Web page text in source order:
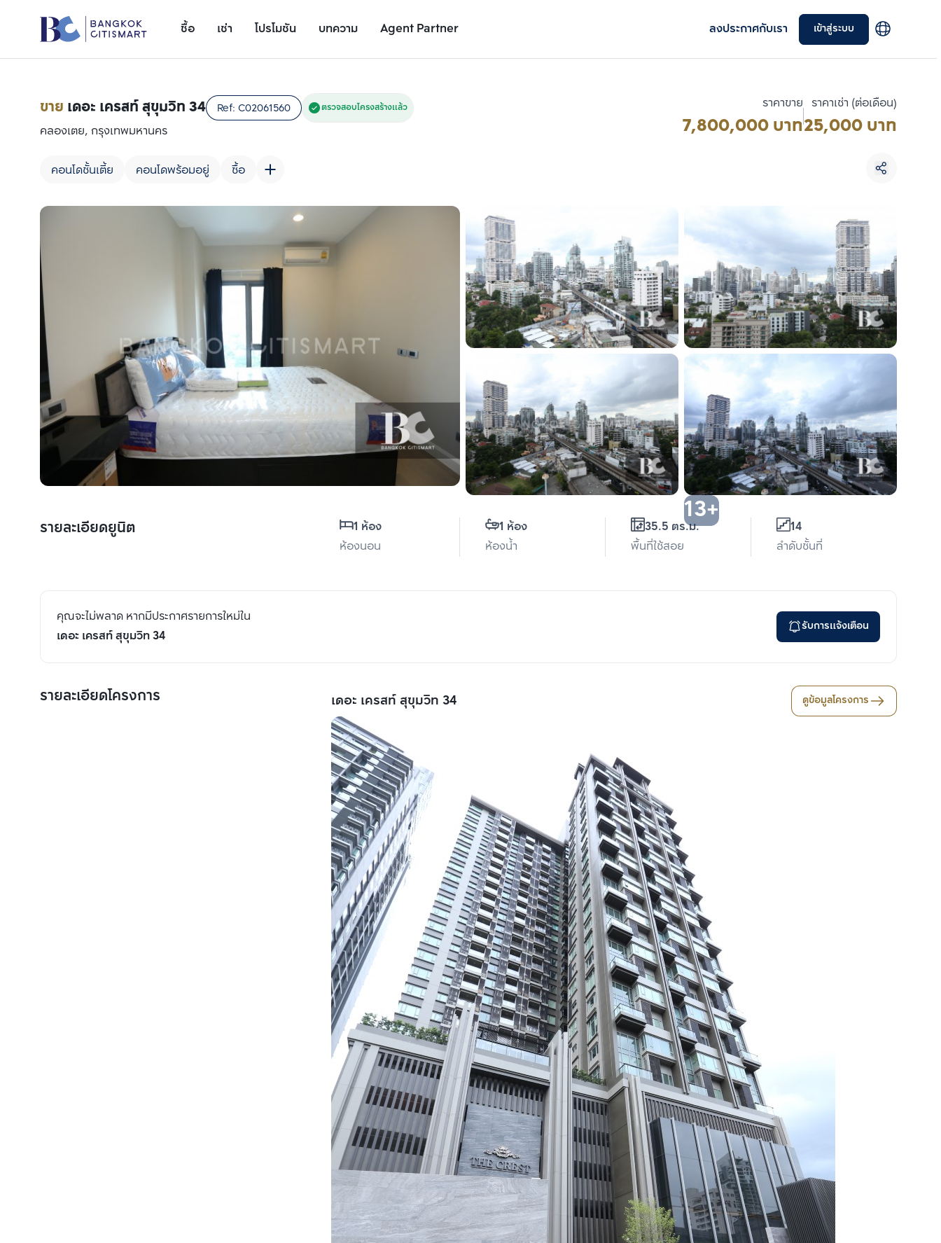
ซื้อ เช่า โปรโมชัน บทความ Agent Partner ลงประกาศกับเรา เข้าสู่ระบบ
รายละเอียดยูนิต
ขาย เดอะ เครสท์ สุขุมวิท 34 Ref: C02061560 ตรวจสอบโครงสร้างแล้ว
คลองเตย, กรุงเทพมหานคร
คอนโดชั้นเตี้ย คอนโดพร้อมอยู่ ซื้อ
ราคาขาย
7,800,000 บาท
ราคาเช่า (ต่อเดือน)
25,000 บาท
13+
รายละเอียดยูนิต
1 ห้อง
ห้องนอน
1 ห้อง
ห้องน้ำ
35.5 ตร.ม.
พื้นที่ใช้สอย
14
ลำดับชั้นที่
คุณจะไม่พลาด หากมีประกาศรายการใหม่ใน
เดอะ เครสท์ สุขุมวิท 34
รับการแจ้งเตือน
รายละเอียดโครงการ เดอะ เครสท์ สุขุมวิท 34 ดูข้อมูลโครงการ
เพิ่มยูนิตเปรียบเทียบ
เพิ่มยูนิตเปรียบเทียบ
รายการที่ 3
เปรียบเทียบ
ลบทั้งหมด